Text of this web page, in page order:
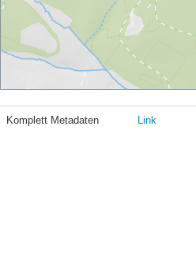
Komplett Metadaten Link